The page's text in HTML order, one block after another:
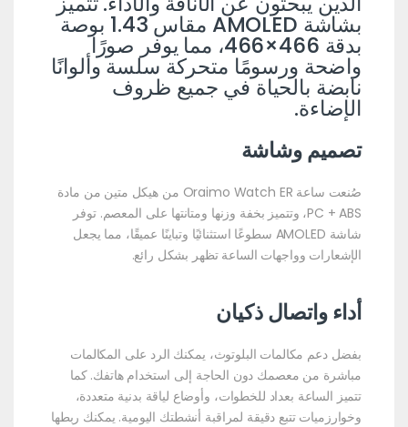
بشاشة AMOLED مقاس 1.43 بوصة
بدقة 466×466، مما يوفر صورًا
واضحة ورسومًا متحركة سلسة وألوانًا
نابضة بالحياة في جميع ظروف
الإضاءة.
تصميم وشاشة
صُنعت ساعة Oraimo Watch ER من هيكل متين من مادة
PC + ABS، وتتميز بخفة وزنها ومتانتها على المعصم. توفر
شاشة AMOLED سطوعًا استثنائيًا وتباينًا عميقًا، مما يجعل
الإشعارات وواجهات الساعة تظهر بشكل رائع.
أداء واتصال ذكيان
بفضل دعم مكالمات البلوتوث، يمكنك الرد على المكالمات
مباشرة من معصمك دون الحاجة إلى استخدام هاتفك. كما
تتميز الساعة بعداد للخطوات، وأوضاع لياقة بدنية متعددة،
وخوارزميات تتبع دقيقة لمراقبة أنشطتك اليومية. يمكنك ربطها